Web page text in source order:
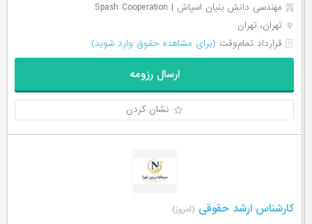
مهندسی دانش بنیان اسپاش | Spash Cooperation
تهران، تهران
قرارداد تمام‌وقت (برای مشاهده حقوق وارد شوید)
ارسال رزومه
نشان کردن
کارشناس ارشد حقوقی (امروز)